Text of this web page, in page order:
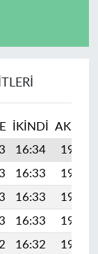
İKINDI
AKŞAM
16:34
19:48
16:33
19:46
16:33
19:45
16:33
19:44
16:32
19:43